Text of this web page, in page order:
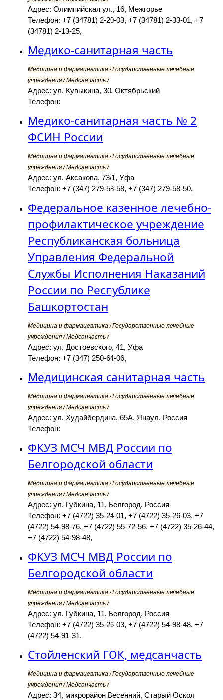
Адрес: Олимпийская ул., 16, Межгорье
Телефон: +7 (34781) 2-20-03, +7 (34781) 2-33-01, +7
(34781) 2-13-25,
Медико-санитарная часть
Медицина и фармацевтика / Государственные лечебные
учреждения / Медсанчасть /
Адрес: ул. Кувыкина, 30, Октябрьский
Телефон:
Медико-санитарная часть № 2
ФСИН России
Медицина и фармацевтика / Государственные лечебные
учреждения / Медсанчасть /
Адрес: ул. Аксакова, 73/1, Уфа
Телефон: +7 (347) 279-58-58, +7 (347) 279-58-50,
Федеральное казенное лечебно-
профилактическое учреждение
Республиканская больница
Управления Федеральной
Службы Исполнения Наказаний
России по Республике
Башкортостан
Медицина и фармацевтика / Государственные лечебные
учреждения / Медсанчасть /
Адрес: ул. Достоевского, 41, Уфа
Телефон: +7 (347) 250-64-06,
Медицинская санитарная часть
Медицина и фармацевтика / Государственные лечебные
учреждения / Медсанчасть /
Адрес: ул. Худайбердина, 65А, Янаул, Россия
Телефон:
ФКУЗ МСЧ МВД России по
Белгородской области
Медицина и фармацевтика / Государственные лечебные
учреждения / Медсанчасть /
Адрес: ул. Губкина, 11, Белгород, Россия
Телефон: +7 (4722) 35-24-01, +7 (4722) 35-26-03, +7
(4722) 54-98-76, +7 (4722) 55-72-56, +7 (4722) 35-26-44,
+7 (4722) 54-98-48,
ФКУЗ МСЧ МВД России по
Белгородской области
Медицина и фармацевтика / Государственные лечебные
учреждения / Медсанчасть /
Адрес: ул. Губкина, 11, Белгород, Россия
Телефон: +7 (4722) 35-26-03, +7 (4722) 54-98-48, +7
(4722) 54-91-31,
Стойленский ГОК, медсанчасть
Медицина и фармацевтика / Государственные лечебные
учреждения / Медсанчасть /
Адрес: 34, микрорайон Весенний, Старый Оскол